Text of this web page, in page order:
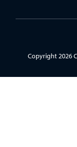
Copyright 2026